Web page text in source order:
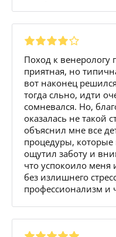
Поход к венерологу
приятная, но
вот наконец
тогда сльно, идти
сомневался. Но,
оказалась не такой
объяснил мне все
процедуры,
ощутил заботу и
что успокоило меня
без излишнего
профессионализм и